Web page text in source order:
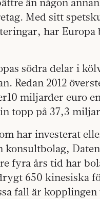
Med sitt
har
södra delar i
Redan 2012
miljarder euro
topp på 37,3
har investerat
konsultbolag,
fyra års tid har
650 kinesiska
fall är